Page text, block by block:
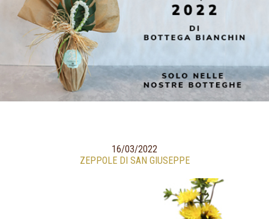
16/03/2022
ZEPPOLE DI SAN GIUSEPPE